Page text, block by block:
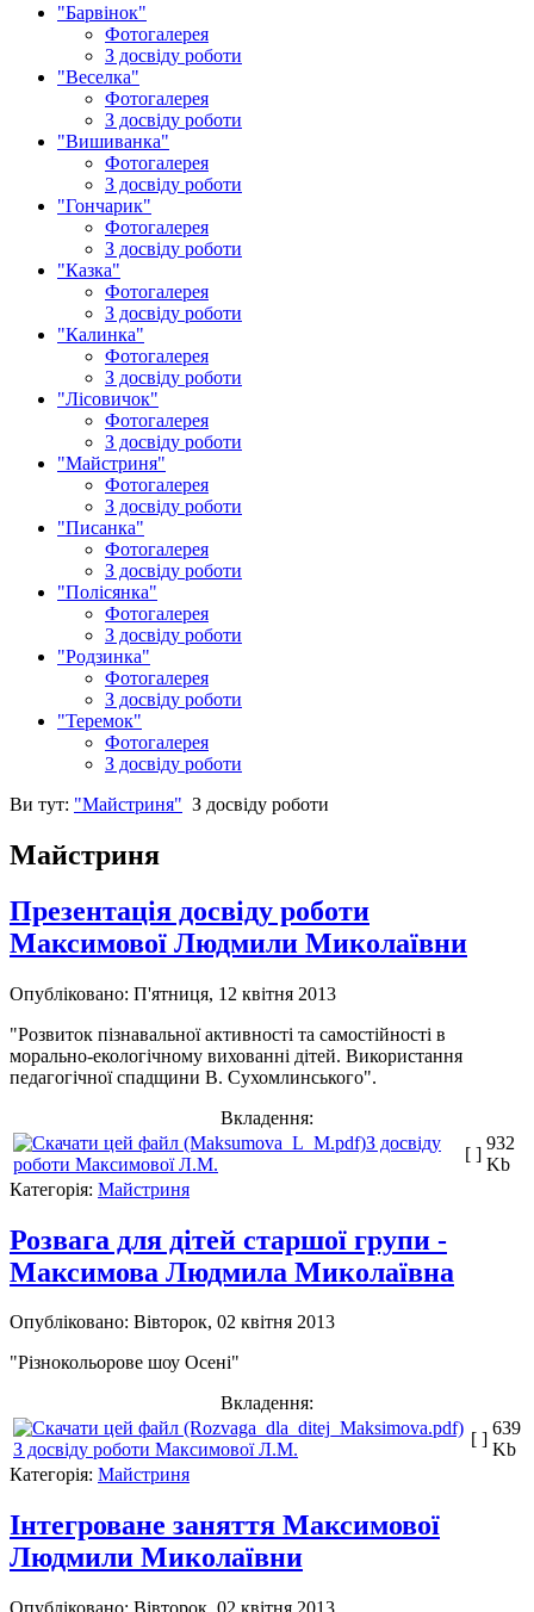
"Барвінок"
Фотогалерея
З досвіду роботи
"Веселка"
Фотогалерея
З досвіду роботи
"Вишиванка"
Фотогалерея
З досвіду роботи
"Гончарик"
Фотогалерея
З досвіду роботи
"Казка"
Фотогалерея
З досвіду роботи
"Калинка"
Фотогалерея
З досвіду роботи
"Лісовичок"
Фотогалерея
З досвіду роботи
"Майстриня"
Фотогалерея
З досвіду роботи
"Писанка"
Фотогалерея
З досвіду роботи
"Полісянка"
Фотогалерея
З досвіду роботи
"Родзинка"
Фотогалерея
З досвіду роботи
"Теремок"
Фотогалерея
З досвіду роботи
Ви тут: "Майстриня" З досвіду роботи
Майстриня
Презентація досвіду роботи
Максимової Людмили Миколаївни
Опубліковано: П'ятниця, 12 квітня 2013
"Розвиток пізнавальної активності та самостійності в
морально-екологічному вихованні дітей. Використання
педагогічної спадщини В. Сухомлинського".
Вкладення:
З досвіду
роботи Максимової Л.М.
[ ]
932
Kb
Категорія: Майстриня
Розвага для дітей старшої групи -
Максимова Людмила Миколаївна
Опубліковано: Вівторок, 02 квітня 2013
"Різнокольорове шоу Осені"
Вкладення:
З досвіду роботи Максимової Л.М.
[ ]
639
Kb
Категорія: Майстриня
Інтегроване заняття Максимової
Людмили Миколаївни